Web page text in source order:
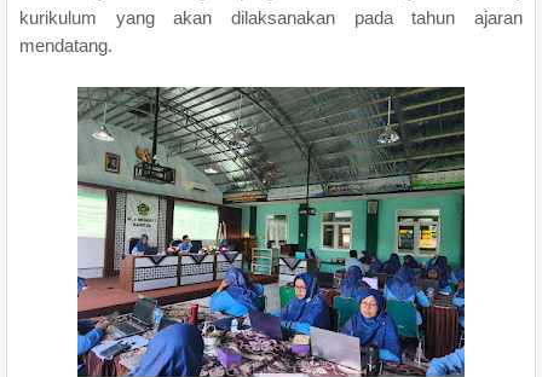
kurikulum yang akan dilaksanakan pada tahun ajaran
mendatang.